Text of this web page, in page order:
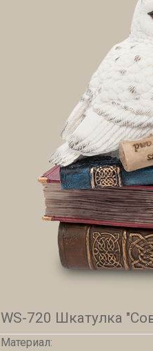
WS-720 Шкатулка
Материал: